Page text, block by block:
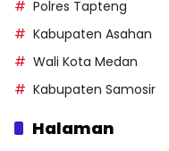
Polres Tapteng
Kabupaten Asahan
Wali Kota Medan
Kabupaten Samosir
Halaman